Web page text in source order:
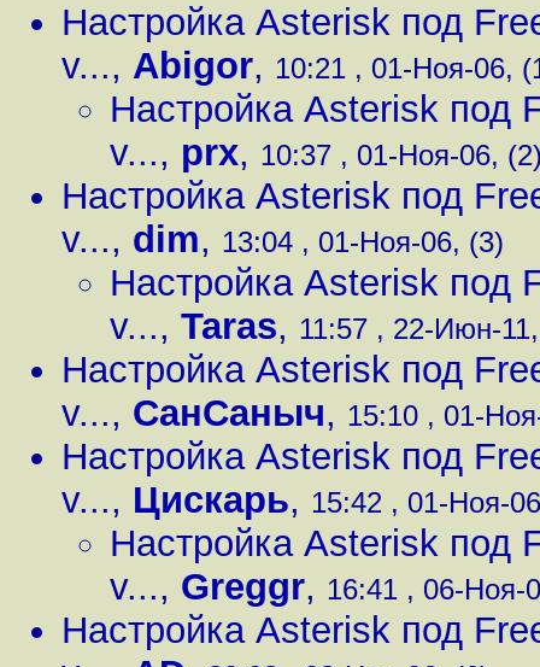
Настройка Asterisk под
v..., Abigor, 10:21 , 01-Ноя-06,
Настройка Asterisk под
v..., prx, 10:37 , 01-Ноя-06,
Настройка Asterisk под
v..., dim, 13:04 , 01-Ноя-06, (3)
Настройка Asterisk под
v..., Taras, 11:57 , 22-Июн-
Настройка Asterisk под
v..., СанСаныч, 15:10 , 01-
Настройка Asterisk под
v..., Цискарь, 15:42 , 01-Ноя-
Настройка Asterisk под
v..., Greggr, 16:41 , 06-Ноя-
Настройка Asterisk под